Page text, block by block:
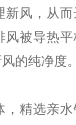
新风，从
风被导热
的纯净度
，精选亲